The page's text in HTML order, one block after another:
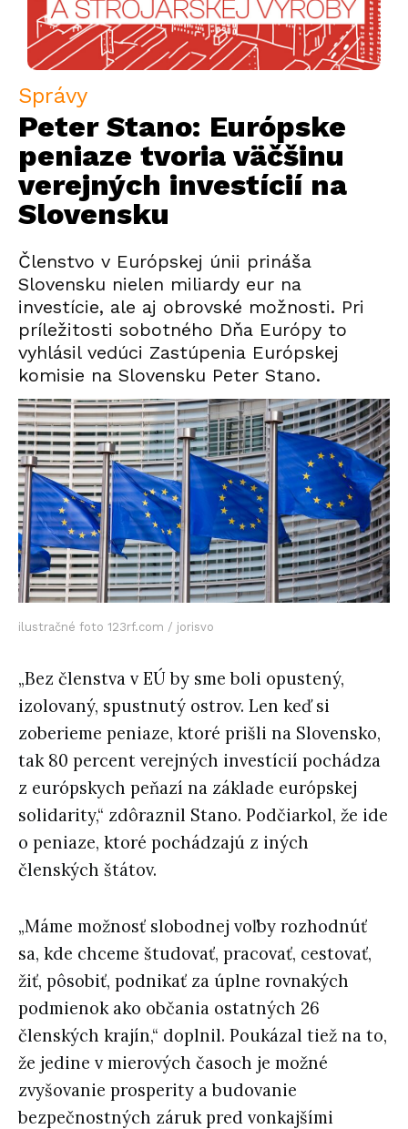
Správy
Peter Stano: Európske
peniaze tvoria väčšinu
verejných investícií na
Slovensku
Členstvo v Európskej únii prináša
Slovensku nielen miliardy eur na
investície, ale aj obrovské možnosti. Pri
príležitosti sobotného Dňa Európy to
vyhlásil vedúci Zastúpenia Európskej
komisie na Slovensku Peter Stano.
ilustračné foto 123rf.com / jorisvo
„Bez členstva v EÚ by sme boli opustený,
izolovaný, spustnutý ostrov. Len keď si
zoberieme peniaze, ktoré prišli na Slovensko,
tak 80 percent verejných investícií pochádza
z európskych peňazí na základe európskej
solidarity,“ zdôraznil Stano. Podčiarkol, že ide
o peniaze, ktoré pochádzajú z iných
členských štátov.
„Máme možnosť slobodnej voľby rozhodnúť
sa, kde chceme študovať, pracovať, cestovať,
žiť, pôsobiť, podnikať za úplne rovnakých
podmienok ako občania ostatných 26
členských krajín,“ doplnil. Poukázal tiež na to,
že jedine v mierových časoch je možné
zvyšovanie prosperity a budovanie
bezpečnostných záruk pred vonkajšími